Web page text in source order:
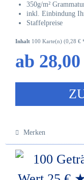
350g/m²
inkl. Einbindung
Staffelpreise
Inhalt 100 Karte(n) (0,28 €
ab
Merken